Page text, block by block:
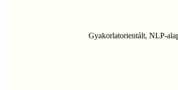
Gyakorlatorientált, NLP-